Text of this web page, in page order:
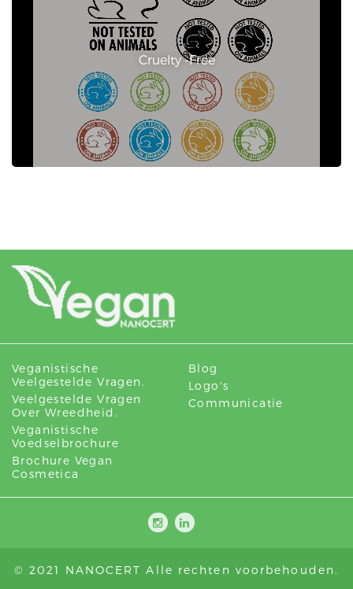
Cruelty -Free
Veganistische
Veelgestelde Vragen.
Veelgestelde Vragen
Over Wreedheid.
Veganistische
Voedselbrochure
Brochure Vegan
Cosmetica
Blog
Logo's
Communicatie
© 2021 NANOCERT Alle rechten voorbehouden.